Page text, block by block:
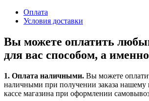
Оплата
Условия доставки
Вы можете оплатить
для вас способом, а
1. Оплата наличными. Вы можете
наличными при получении заказа нашему
кассе магазина при оформлении